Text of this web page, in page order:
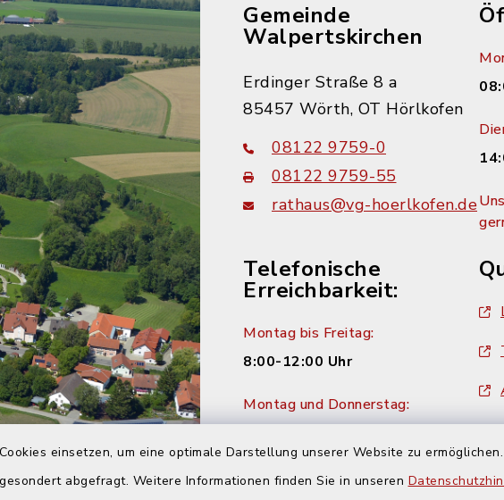
einsetzen, um eine optimale Darstellung unserer Website zu
abgefragt. Weitere Informationen finden Sie in unseren
Gemeinde
Walpertskirchen
Erdinger Straße 8 a
85457 Wörth, OT Hörlkofen
08122 9759-0
08122 9759-55
rathaus@vg-hoerlkofen.de
Telefonische
Erreichbarkeit:
Montag bis Freitag:
8:00-12:00 Uhr
Montag und Donnerstag:
Dienstag: